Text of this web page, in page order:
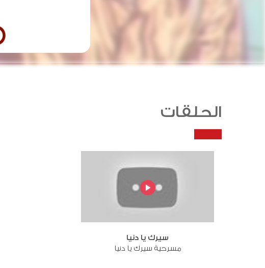
الحلقات
سيرك يا دنيا
مسرحية سيرك يا دنيا